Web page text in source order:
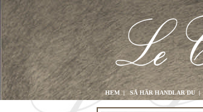
HEM |SÅ HÄR HANDLAR DU |